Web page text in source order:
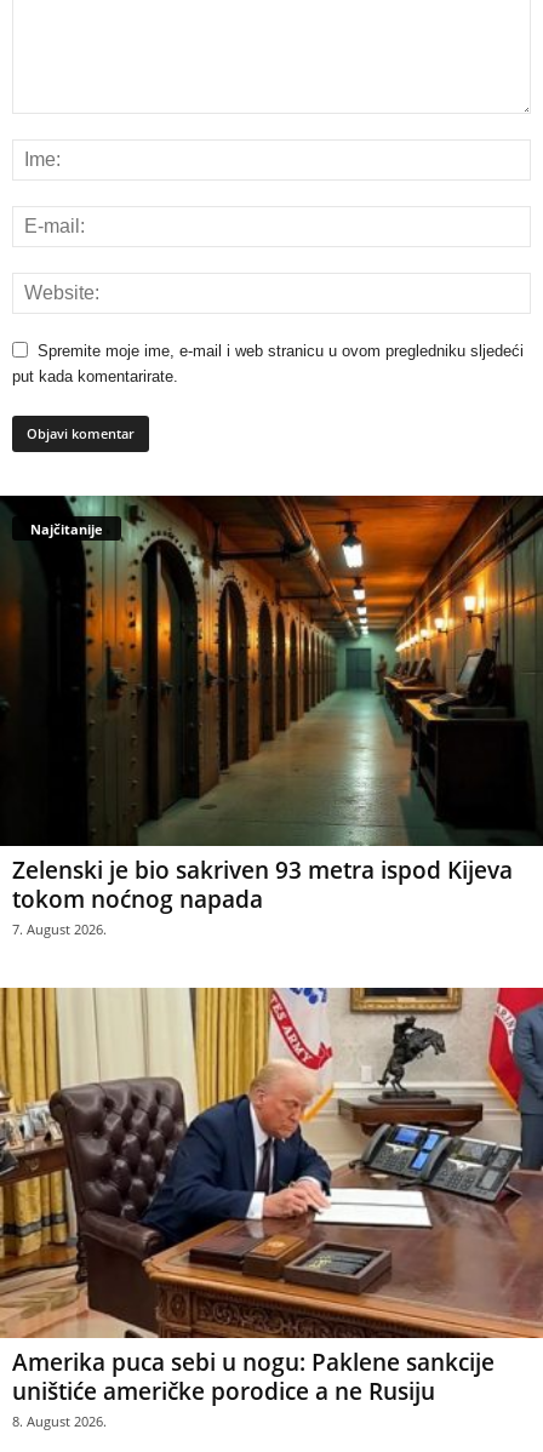
Spremite moje ime, e-mail i web stranicu u ovom pregledniku sljedeći
put kada komentarirate.
Najčitanije
Zelenski je bio sakriven 93 metra ispod Kijeva
tokom noćnog napada
7. August 2026.
Amerika puca sebi u nogu: Paklene sankcije
uništiće američke porodice a ne Rusiju
8. August 2026.